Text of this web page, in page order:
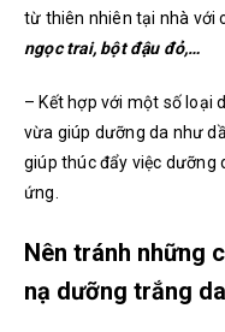
từ thiên nhiên tại nhà với
ngọc trai, bột đậu đỏ,…
– Kết hợp với một số loại
vừa giúp dưỡng da như
giúp thúc đẩy việc dưỡng
ứng.
Nên tránh những
nạ dưỡng trắng